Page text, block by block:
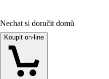
Nechat si doručit domů
Koupit on-line